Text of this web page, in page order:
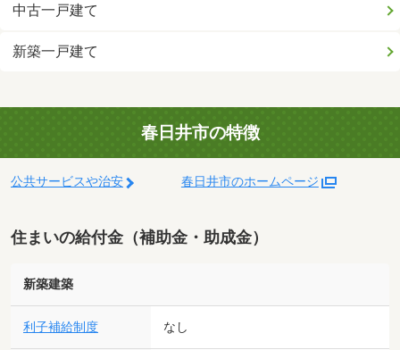
中古一戸建て
新築一戸建て
春日井市の特徴
公共サービスや治安 春日井市のホームページ
住まいの給付金（補助金・助成金）
新築建築
利子補給制度 なし